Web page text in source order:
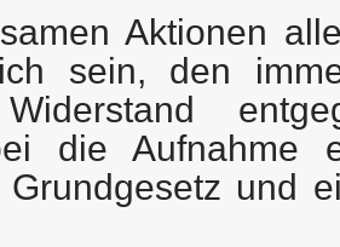
Aktionen
sein, den
die Aufnahme
und